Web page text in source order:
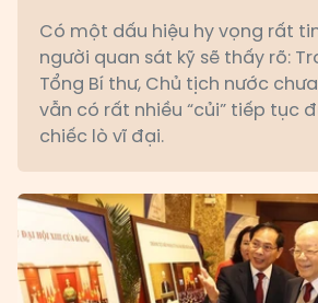
Có một dấu hiệu hy vọng rất
người quan sát kỹ sẽ thấy rõ:
Tổng Bí thư, Chủ tịch nước
vẫn có rất nhiều “củi” tiếp tục
chiếc lò vĩ đại.